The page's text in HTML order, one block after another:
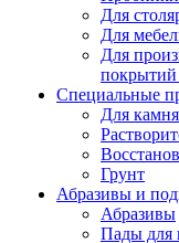
Для
Для
Для
покрытий
Специальные
Для
Грунт
Абразивы и
Абразивы
Пады для